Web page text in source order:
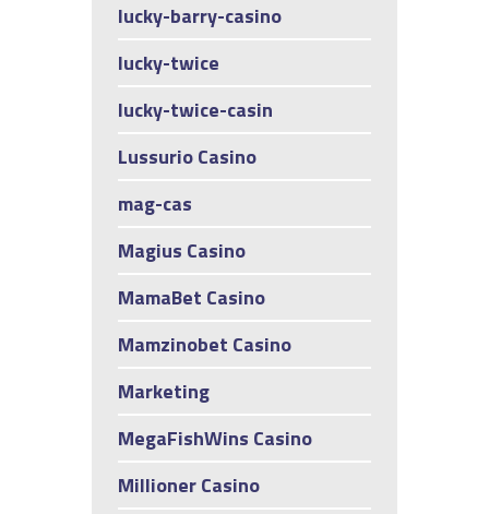
lucky-barry-casino
lucky-twice
lucky-twice-casin
Lussurio Casino
mag-cas
Magius Casino
MamaBet Casino
Mamzinobet Casino
Marketing
MegaFishWins Casino
Millioner Casino